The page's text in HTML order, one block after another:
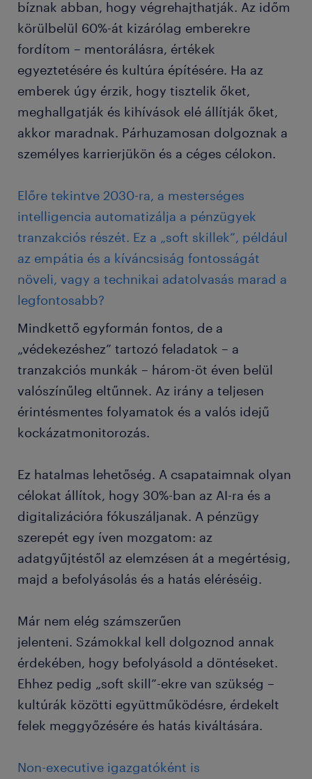
bíznak abban, hogy végrehajthatják. Az időm
körülbelül 60%-át kizárólag emberekre
fordítom – mentorálásra, értékek
egyeztetésére és kultúra építésére. Ha az
emberek úgy érzik, hogy tisztelik őket,
meghallgatják és kihívások elé állítják őket,
akkor maradnak. Párhuzamosan dolgoznak a
személyes karrierjükön és a céges célokon.
Előre tekintve 2030-ra, a mesterséges
intelligencia automatizálja a pénzügyek
tranzakciós részét. Ez a „soft skillek”, például
az empátia és a kíváncsiság fontosságát
növeli, vagy a technikai adatolvasás marad a
legfontosabb?
Mindkettő egyformán fontos, de a
„védekezéshez” tartozó feladatok – a
tranzakciós munkák – három-öt éven belül
valószínűleg eltűnnek. Az irány a teljesen
érintésmentes folyamatok és a valós idejű
kockázatmonitorozás.
Ez hatalmas lehetőség. A csapataimnak olyan
célokat állítok, hogy 30%-ban az AI-ra és a
digitalizációra fókuszáljanak. A pénzügy
szerepét egy íven mozgatom: az
adatgyűjtéstől az elemzésen át a megértésig,
majd a befolyásolás és a hatás eléréséig.
Már nem elég számszerűen
jelenteni. Számokkal kell dolgoznod annak
érdekében, hogy befolyásold a döntéseket.
Ehhez pedig „soft skill”-ekre van szükség –
kultúrák közötti együttműködésre, érdekelt
felek meggyőzésére és hatás kiváltására.
Non-executive igazgatóként is